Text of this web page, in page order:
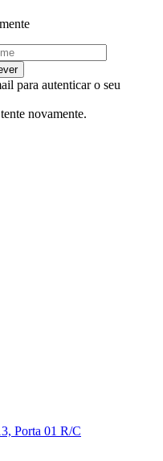
para autenticar o seu
novamente.
Porta 01 R/C